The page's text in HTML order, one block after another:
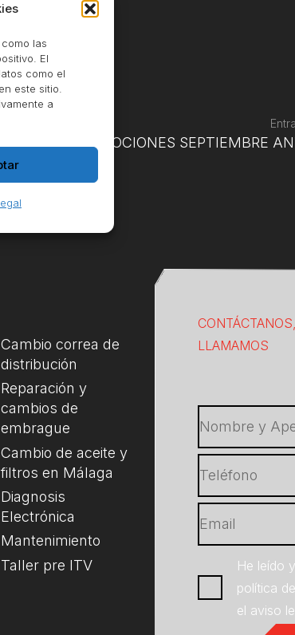
las
El
como el
este sitio.
a
PROMOCIONES SEPTIEMBRE
Cambio correa de
distribución
Reparación y
cambios de
embrague
Cambio de aceite y
filtros en Málaga
Diagnosis
Electrónica
Mantenimiento
Taller pre ITV
LLAMAMOS
He leído
política
el aviso